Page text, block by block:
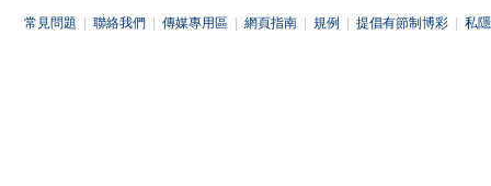
常見問題 聯絡我們 傳媒專用區 網頁指南 規例 提倡有節制博彩 私